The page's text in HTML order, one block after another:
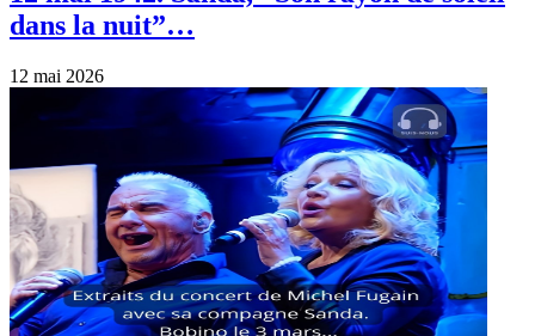
dans la nuit”…
12 mai 2026